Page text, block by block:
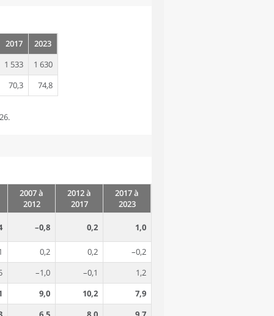
2017
2023
1 533
1 630
70,3
74,8
2007 à
2012
2012 à
2017
2017 à
2023
–0,8 0,2 1,0
0,2 0,2
–0,2
–1,0 –0,1
1,2
9,0 10,2
7,9